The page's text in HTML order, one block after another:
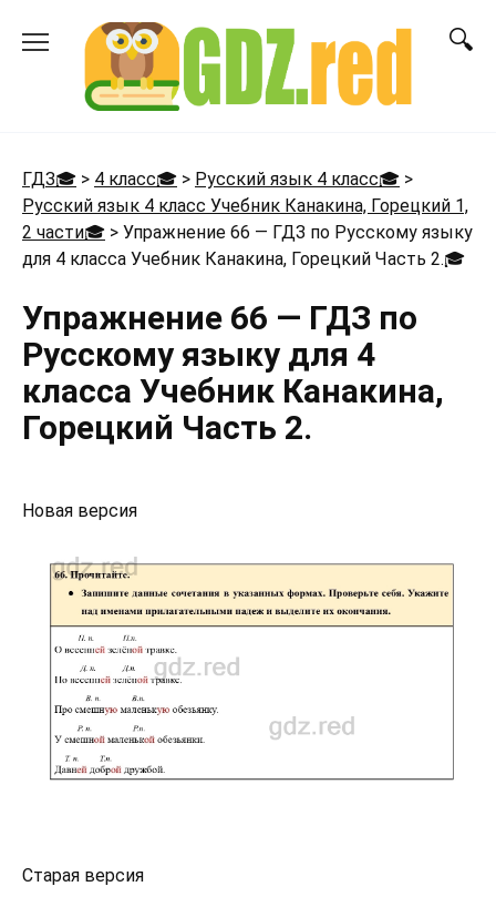
ГДЗ🎓 > 4 класс🎓 > Русский язык 4 класс🎓 >
Русский язык 4 класс Учебник Канакина, Горецкий 1,
2 части🎓 > Упражнение 66 — ГДЗ по Русскому языку
для 4 класса Учебник Канакина, Горецкий Часть 2.🎓
Упражнение 66 — ГДЗ по
Русскому языку для 4
класса Учебник Канакина,
Горецкий Часть 2.
Новая версия
Старая версия